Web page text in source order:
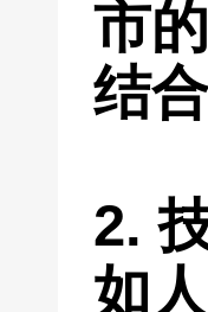
市
结
2.
如